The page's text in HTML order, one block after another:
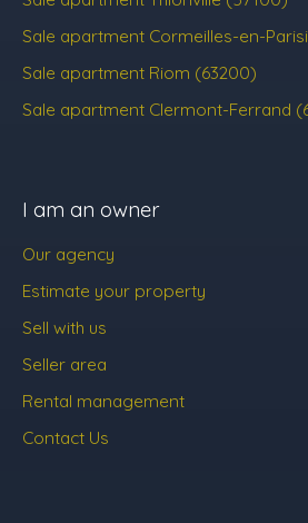
Sale apartment Cormeilles-en-
Sale apartment Riom (63200)
Sale apartment Clermont-Ferrand
I am an owner
Our agency
Estimate your property
Sell with us
Seller area
Rental management
Contact Us